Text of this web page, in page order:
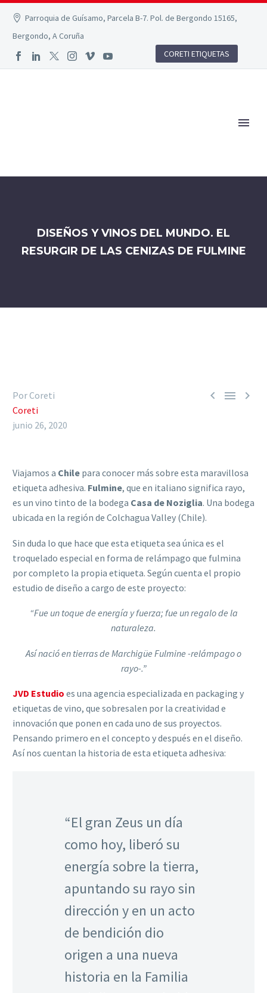
Parroquia de Guísamo, Parcela B-7. Pol. de Bergondo 15165,
Bergondo, A Coruña
CORETI ETIQUETAS
DISEÑOS Y VINOS DEL MUNDO. EL
RESURGIR DE LAS CENIZAS DE FULMINE
  
Por Coreti
Coreti
junio 26, 2020
Viajamos a Chile para conocer más sobre esta maravillosa
etiqueta adhesiva. Fulmine, que en italiano significa rayo,
es un vino tinto de la bodega Casa de Noziglia. Una bodega
ubicada en la región de Colchagua Valley (Chile).
Sin duda lo que hace que esta etiqueta sea única es el
troquelado especial en forma de relámpago que fulmina
por completo la propia etiqueta. Según cuenta el propio
estudio de diseño a cargo de este proyecto:
“Fue un toque de energía y fuerza; fue un regalo de la
naturaleza.
Así nació en tierras de Marchigüe Fulmine -relámpago o
rayo-.”
JVD Estudio es una agencia especializada en packaging y
etiquetas de vino, que sobresalen por la creatividad e
innovación que ponen en cada uno de sus proyectos.
Pensando primero en el concepto y después en el diseño.
Así nos cuentan la historia de esta etiqueta adhesiva:
“El gran Zeus un día
como hoy, liberó su
energía sobre la tierra,
apuntando su rayo sin
dirección y en un acto
de bendición dio
origen a una nueva
historia en la Familia